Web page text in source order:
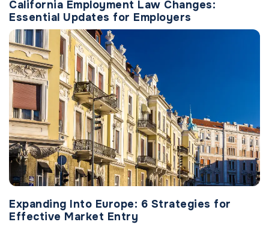
California Employment Law Changes:
Essential Updates for Employers
Expanding Into Europe: 6 Strategies for
Effective Market Entry